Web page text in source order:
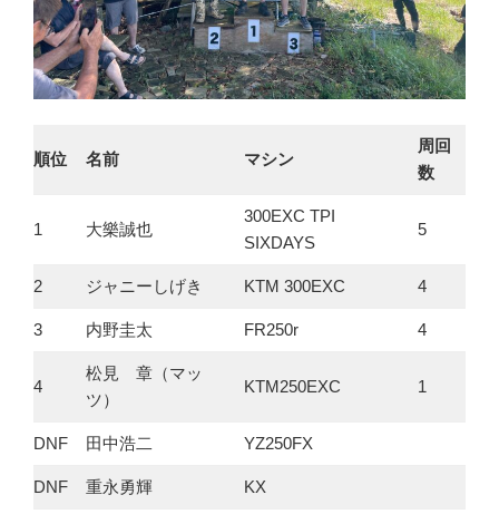
順位 名前 マシン
周回
数
1 大樂誠也
300EXC TPI
SIXDAYS
5
2 ジャニーしげき KTM 300EXC 4
3 内野圭太 FR250r 4
4
松見 章（マッ
ツ）
KTM250EXC 1
DNF 田中浩二 YZ250FX
DNF 重永勇輝 KX